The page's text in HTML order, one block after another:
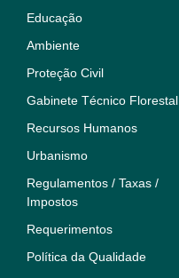
Educação
Ambiente
Proteção Civil
Gabinete Técnico Florestal
Recursos Humanos
Urbanismo
Regulamentos / Taxas /
Impostos
Requerimentos
Política da Qualidade